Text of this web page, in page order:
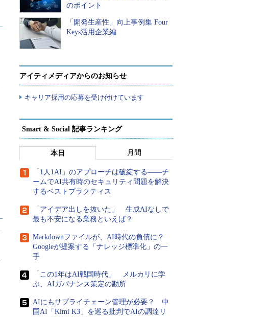
のポイント
「開発生産性」向上事例集 Four
Keys活用企業編
アイティメディアからのお知らせ
キャリア採用の応募を受け付けています
Smart & Social 記事ランキング
本日 月間
「1人1AI」のアプローチは破綻する――チ
ームでAI共有時のセキュリティ問題を解決
するベストプラクティス
「アイデア出しを抜いた」 生成AIなしで
最も不安になる業務といえば？
Markdownファイルが、AI時代の負債に？
Googleが提案する「ナレッジ標準化」の一
手
「この1年はAI戦国時代」 メルカリに学
ぶ、AIガバナンス策定の勘所
AIにもサプライチェーン管理が必要？ 中
国AI「Kimi K3」を巡る批判でAIの調達リ